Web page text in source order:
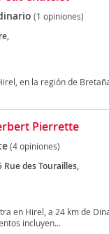
(1 opiniones)
en la región de
Pierrette
(4 opiniones)
Rue des Tourailles,
en Hirel, a 24 km de
incluyen...